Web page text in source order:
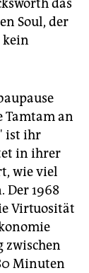
das
Soul, der
kein
Tamtam an
ist ihr
in ihrer
wie viel
Der 1968
Virtuosität
zwischen
Minuten